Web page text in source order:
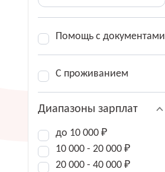
Помощь с документами
С проживанием
Диапазоны зарплат
до 10 000 ₽
10 000 - 20 000 ₽
20 000 - 40 000 ₽